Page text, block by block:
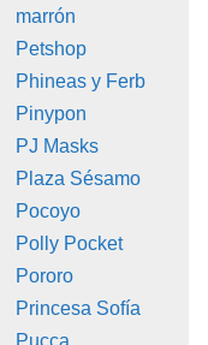
marrón
Petshop
Phineas y Ferb
Pinypon
PJ Masks
Plaza Sésamo
Pocoyo
Polly Pocket
Pororo
Princesa Sofía
Pucca